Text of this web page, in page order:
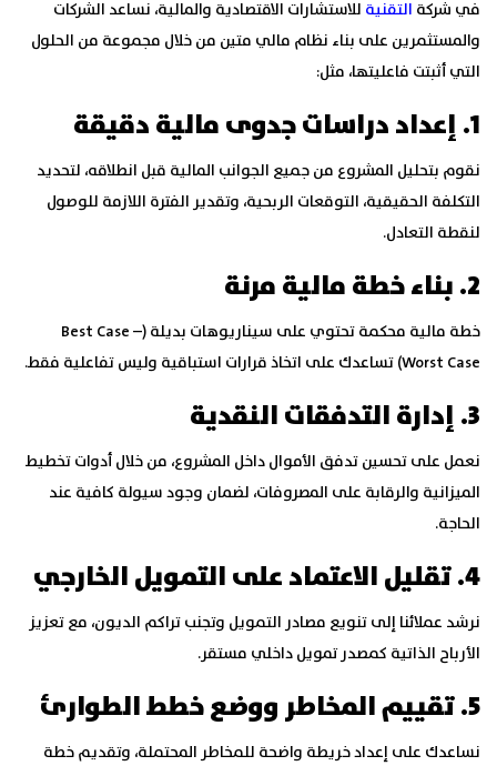
في شركة التقنية للاستشارات الاقتصادية والمالية، نساعد الشركات
والمستثمرين على بناء نظام مالي متين من خلال مجموعة من الحلول
التي أثبتت فاعليتها، مثل:
1. إعداد دراسات جدوى مالية دقيقة
نقوم بتحليل المشروع من جميع الجوانب المالية قبل انطلاقه، لتحديد
التكلفة الحقيقية، التوقعات الربحية، وتقدير الفترة اللازمة للوصول
لنقطة التعادل.
2. بناء خطة مالية مرنة
خطة مالية محكمة تحتوي على سيناريوهات بديلة (Best Case –
Worst Case) تساعدك على اتخاذ قرارات استباقية وليس تفاعلية فقط.
3. إدارة التدفقات النقدية
نعمل على تحسين تدفق الأموال داخل المشروع، من خلال أدوات تخطيط
الميزانية والرقابة على المصروفات، لضمان وجود سيولة كافية عند
الحاجة.
4. تقليل الاعتماد على التمويل الخارجي
نرشد عملائنا إلى تنويع مصادر التمويل وتجنب تراكم الديون، مع تعزيز
الأرباح الذاتية كمصدر تمويل داخلي مستقر.
5. تقييم المخاطر ووضع خطط الطوارئ
نساعدك على إعداد خريطة واضحة للمخاطر المحتملة، وتقديم خطة